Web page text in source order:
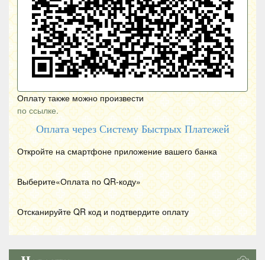
Оплату также можно произвести
по ссылке.
Оплата через Систему Быстрых Платежей
Откройте на смартфоне приложение вашего банка
Выберите«Оплата по QR-коду»
Отсканируйте QR код и подтвердите оплату